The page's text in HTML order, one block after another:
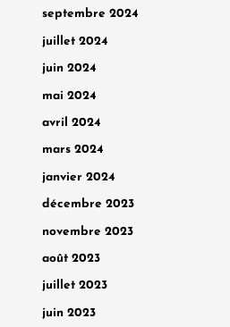
septembre 2024
juillet 2024
juin 2024
mai 2024
avril 2024
mars 2024
janvier 2024
décembre 2023
novembre 2023
août 2023
juillet 2023
juin 2023